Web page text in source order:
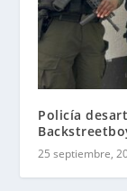
Policía
25 septiembre,